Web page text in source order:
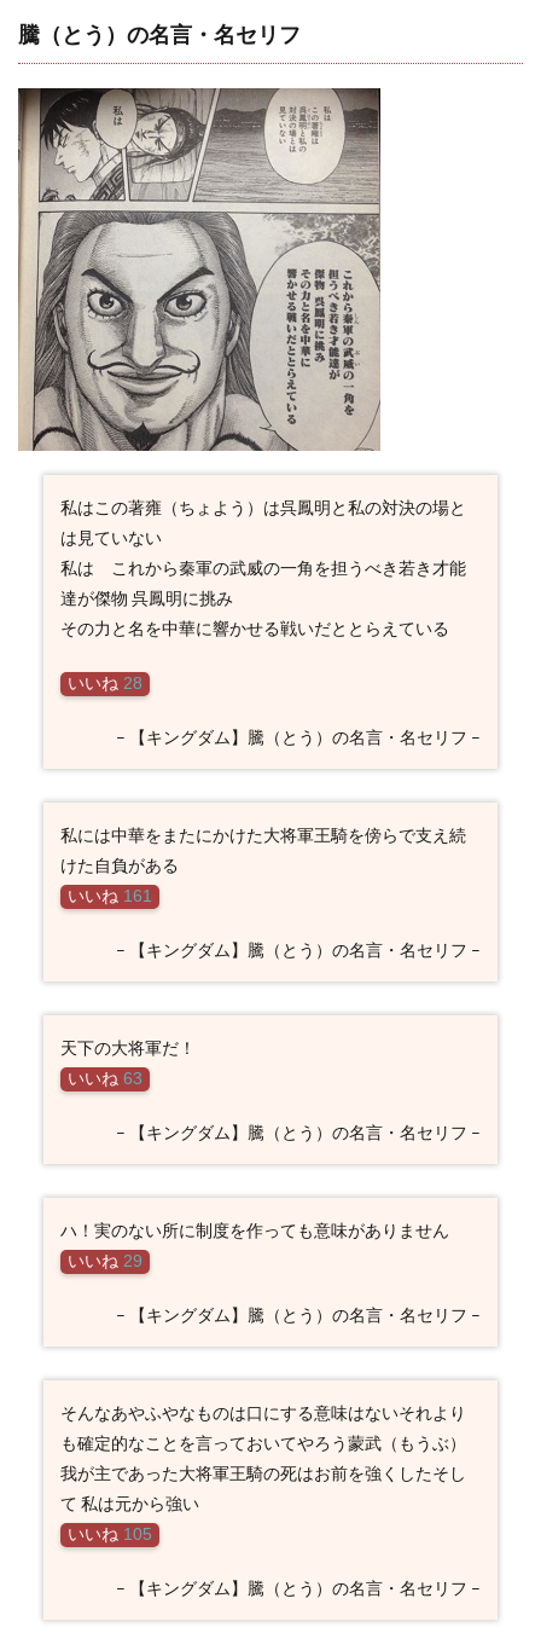
騰（とう）の名言・名セリフ
私はこの著雍（ちょよう）は呉鳳明と私の対決の場と
は見ていない
私は これから秦軍の武威の一角を担うべき若き才能
達が傑物 呉鳳明に挑み
その力と名を中華に響かせる戦いだととらえている
いいね 28
– 【キングダム】騰（とう）の名言・名セリフ –
私には中華をまたにかけた大将軍王騎を傍らで支え続
けた自負がある
いいね 161
– 【キングダム】騰（とう）の名言・名セリフ –
天下の大将軍だ！
いいね 63
– 【キングダム】騰（とう）の名言・名セリフ –
ハ！実のない所に制度を作っても意味がありません
いいね 29
– 【キングダム】騰（とう）の名言・名セリフ –
そんなあやふやなものは口にする意味はないそれより
も確定的なことを言っておいてやろう蒙武（もうぶ）
我が主であった大将軍王騎の死はお前を強くしたそし
て 私は元から強い
いいね 105
– 【キングダム】騰（とう）の名言・名セリフ –